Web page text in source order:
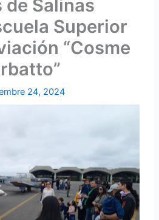
Salinas
Superior
“Cosme
24, 2024